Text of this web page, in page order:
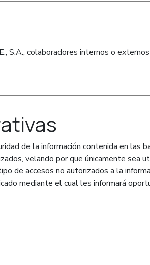
S.A., colaboradores internos o
de la información contenida en las
velando por que únicamente sea
de accesos no autorizados a la
mediante el cual les informará